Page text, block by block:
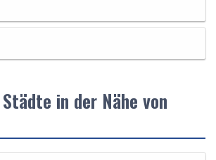
in der Nähe von